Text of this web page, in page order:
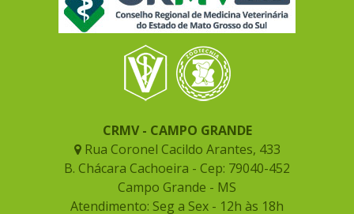
CRMV - CAMPO GRANDE
Rua Coronel Cacildo Arantes, 433
B. Chácara Cachoeira - Cep: 79040-452
Campo Grande - MS
Atendimento: Seg a Sex - 12h às 18h